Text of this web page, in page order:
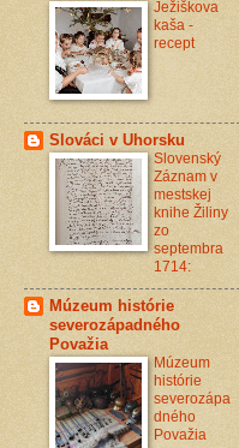
Ježiškova
kaša -
recept
Slováci v Uhorsku
Slovenský
Záznam v
mestskej
knihe Žiliny
zo
septembra
1714:
Múzeum histórie
severozápadného
Považia
Múzeum
histórie
severozápa
dného
Považia